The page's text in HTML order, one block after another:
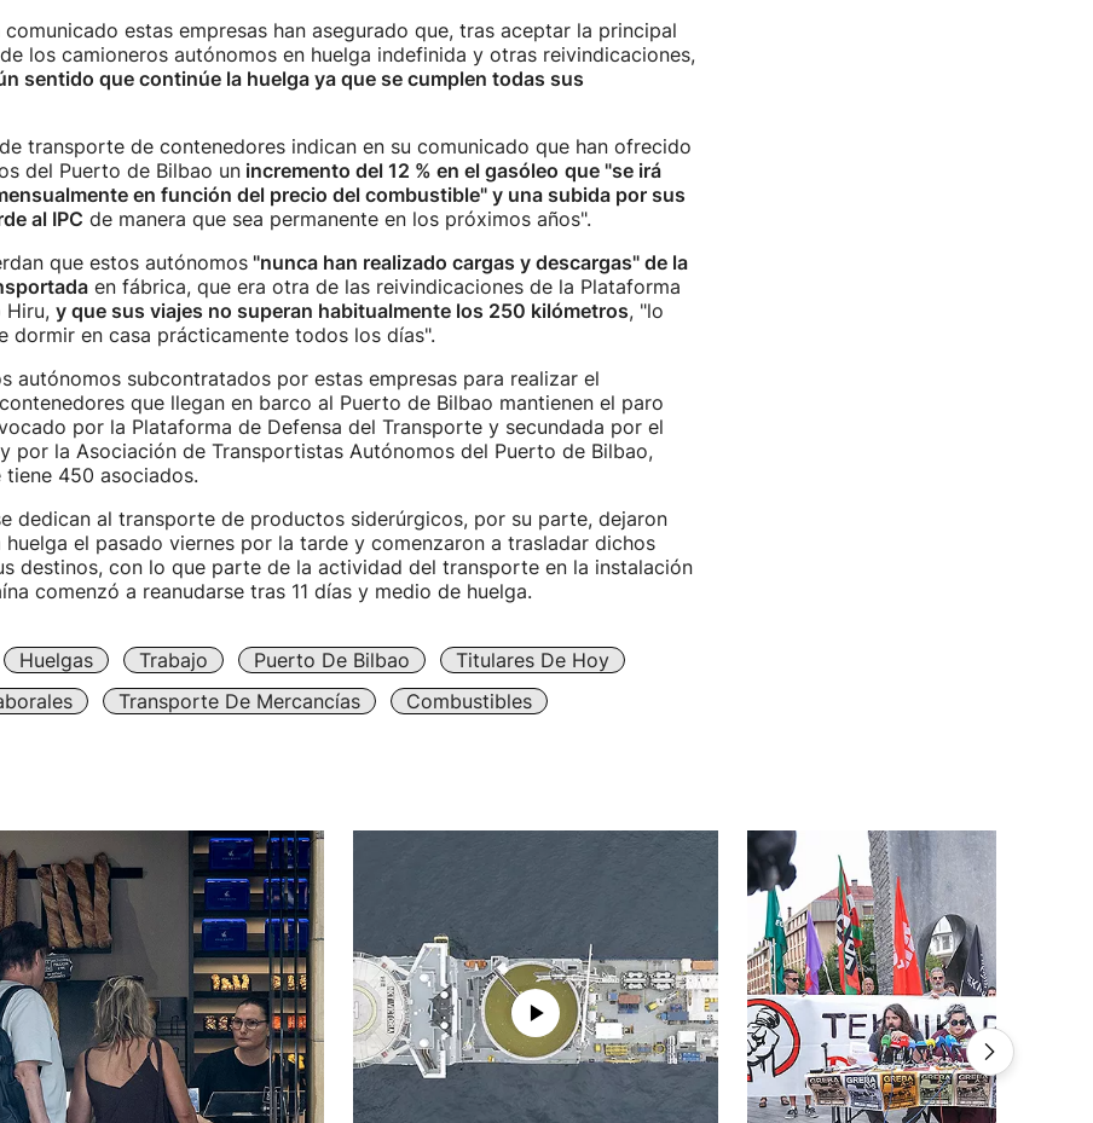
estas empresas han asegurado que, tras aceptar la principal
los camioneros autónomos en huelga indefinida y otras reivindicaciones,
sentido que continúe la huelga ya que se cumplen todas sus
transporte de contenedores indican en su comunicado que han ofrecido
del Puerto de Bilbao unincremento del 12 % en el gasóleo que "se irá
en función del precio del combustible" y una subida por sus
al IPC de manera que sea permanente en los próximos años".
que estos autónomos"nunca han realizado cargas y descargas" de la
en fábrica, que era otra de las reivindicaciones de la Plataforma
Hiru, y que sus viajes no superan habitualmente los 250 kilómetros, "lo
dormir en casa prácticamente todos los días".
autónomos subcontratados por estas empresas para realizar el
que llegan en barco al Puerto de Bilbao mantienen el paro
por la Plataforma de Defensa del Transporte y secundada por el
por la Asociación de Transportistas Autónomos del Puerto de Bilbao,
tiene 450 asociados.
dedican al transporte de productos siderúrgicos, por su parte, dejaron
huelga el pasado viernes por la tarde y comenzaron a trasladar dichos
destinos, con lo que parte de la actividad del transporte en la instalación
comenzó a reanudarse tras 11 días y medio de huelga.
Huelgas Trabajo Puerto De Bilbao
Titulares De Hoy
Transporte De Mercancías Combustibles